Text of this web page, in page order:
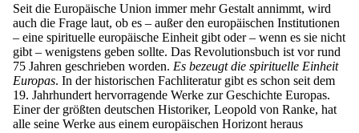
Seit die Europäische Union immer mehr Gestalt annimmt, wird
auch die Frage laut, ob es – außer den europäischen Institutionen
– eine spirituelle europäische Einheit gibt oder – wenn es sie nicht
gibt – wenigstens geben sollte. Das Revolutionsbuch ist vor rund
75 Jahren geschrieben worden. Es bezeugt die spirituelle Einheit
Europas. In der historischen Fachliteratur gibt es schon seit dem
19. Jahrhundert hervorragende Werke zur Geschichte Europas.
Einer der größten deutschen Historiker, Leopold von Ranke, hat
alle seine Werke aus einem europäischen Horizont heraus